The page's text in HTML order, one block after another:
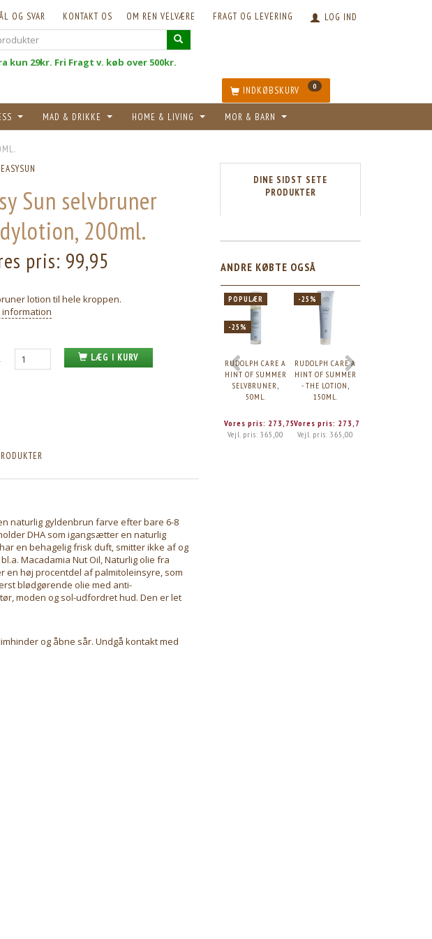
LOG IND
FRAGT OG LEVERING
OM REN VELVÆRE
KONTAKT OS
OG SVAR
kun 29kr. Fri Fragt v. køb over 500kr.
INDKØBSKURV 0
MAD & DRIKKE HOME & LIVING MOR & BARN
EASYSUN
Sun selvbruner
200ml.
pris: 99,95
lotion til hele kroppen.
information
LÆG I KURV
naturlig gyldenbrun farve efter bare 6-8
DHA som igangsætter en naturlig
en behagelig frisk duft, smitter ikke af og
Macadamia Nut Oil, Naturlig olie fra
høj procentdel af palmitoleinsyre, som
blødgørende olie med anti-
moden og sol-udfordret hud. Den er let
og åbne sår. Undgå kontakt med
DINE SIDST SETE
PRODUKTER
ANDRE KØBTE OGSÅ
POPULÆR
-25%
RUDOLPH CARE A
HINT OF SUMMER
SELVBRUNER,
50ML.
Vores pris: 273,75
Vejl. pris:365,00
-25%
RUDOLPH CARE A
HINT OF SUMMER
- THE LOTION,
150ML.
Vores pris: 273,75
Vejl. pris:365,00